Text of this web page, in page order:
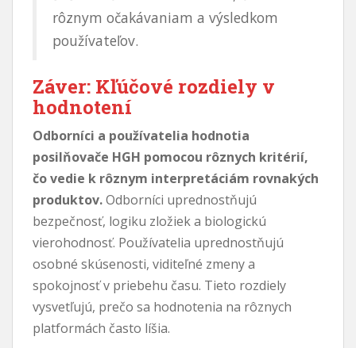
rôznym očakávaniam a výsledkom
používateľov.
Záver: Kľúčové rozdiely v
hodnotení
Odborníci a používatelia hodnotia
posilňovače HGH pomocou rôznych kritérií,
čo vedie k rôznym interpretáciám rovnakých
produktov.Odborníci uprednostňujú
bezpečnosť, logiku zložiek a biologickú
vierohodnosť. Používatelia uprednostňujú
osobné skúsenosti, viditeľné zmeny a
spokojnosť v priebehu času. Tieto rozdiely
vysvetľujú, prečo sa hodnotenia na rôznych
platformách často líšia.